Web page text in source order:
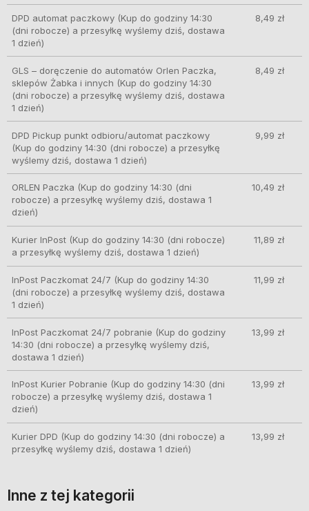
DPD automat paczkowy(Kup do godziny 14:30
(dni robocze) a przesyłkę wyślemy dziś, dostawa
1 dzień)
8,49 zł
GLS – doręczenie do automatów Orlen Paczka,
sklepów Żabka i innych (Kup do godziny 14:30
(dni robocze) a przesyłkę wyślemy dziś, dostawa
1 dzień)
8,49 zł
DPD Pickup punkt odbioru/automat paczkowy
(Kup do godziny 14:30 (dni robocze) a przesyłkę
wyślemy dziś, dostawa 1 dzień)
9,99 zł
ORLEN Paczka (Kup do godziny 14:30 (dni
robocze) a przesyłkę wyślemy dziś, dostawa 1
dzień)
10,49 zł
Kurier InPost(Kup do godziny 14:30 (dni robocze)
a przesyłkę wyślemy dziś, dostawa 1 dzień)
11,89 zł
InPost Paczkomat 24/7 (Kup do godziny 14:30
(dni robocze) a przesyłkę wyślemy dziś, dostawa
1 dzień)
11,99 zł
InPost Paczkomat 24/7 pobranie (Kup do godziny
14:30 (dni robocze) a przesyłkę wyślemy dziś,
dostawa 1 dzień)
13,99 zł
InPost Kurier Pobranie (Kup do godziny 14:30 (dni
robocze) a przesyłkę wyślemy dziś, dostawa 1
dzień)
13,99 zł
Kurier DPD (Kup do godziny 14:30 (dni robocze) a
przesyłkę wyślemy dziś, dostawa 1 dzień)
13,99 zł
Inne z tej kategorii